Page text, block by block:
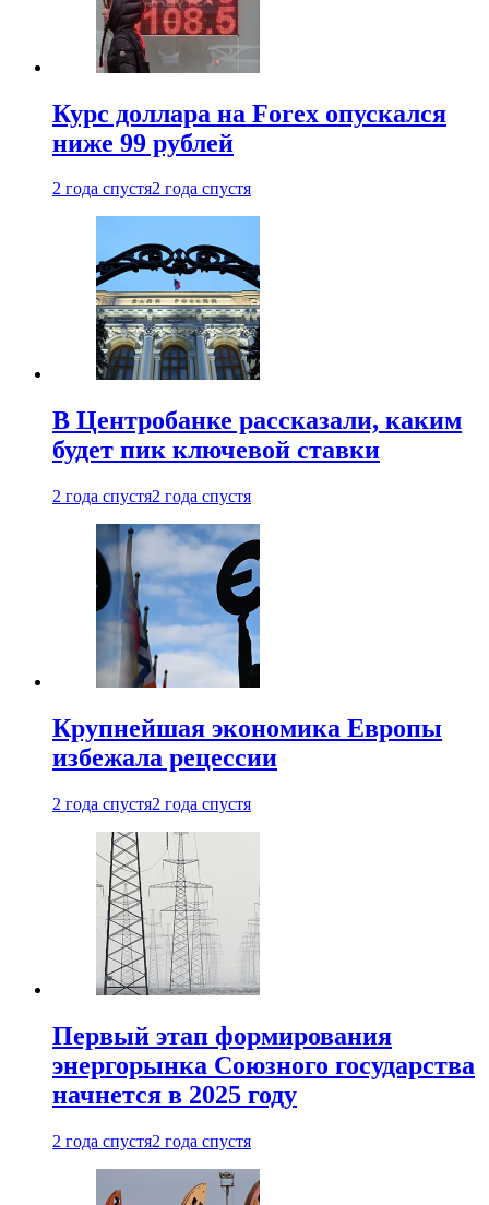
Курс доллара на Forex опускался
ниже 99 рублей
2 года спустя2 года спустя
В Центробанке рассказали, каким
будет пик ключевой ставки
2 года спустя2 года спустя
Крупнейшая экономика Европы
избежала рецессии
2 года спустя2 года спустя
Первый этап формирования
энергорынка Союзного государства
начнется в 2025 году
2 года спустя2 года спустя